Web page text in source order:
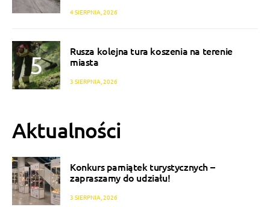
4 SIERPNIA, 2026
Rusza kolejna tura koszenia na terenie
miasta
3 SIERPNIA, 2026
Aktualności
Konkurs pamiątek turystycznych –
zapraszamy do udziału!
3 SIERPNIA, 2026